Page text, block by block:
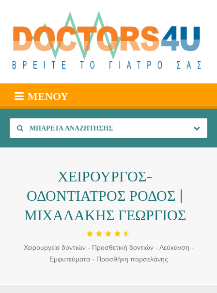
ΜΕΝΟΎ
ΜΠΑΡΈΤΑ ΑΝΑΖΉΤΗΣΗΣ
ΧΕΙΡΟΥΡΓΟΣ-
ΟΔΟΝΤΙΑΤΡΟΣ ΡΟΔΟΣ |
ΜΙΧΑΛΑΚΗΣ ΓΕΩΡΓΙΟΣ
Χειρουργεία δοντιών - Προσθετική δοντιών - Λεύκανση -
Εμφυτεύματα - Προσθήκη πορσελάνης